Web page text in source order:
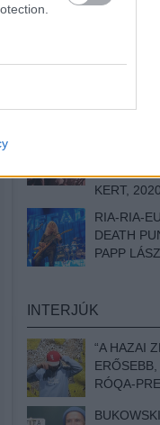
EGY
NAPLÓJA
MÉLY
KERT,
RIA-RIA-
DEATH
PAPP
INTERJÚK
“A HAZAI
RÓQA-